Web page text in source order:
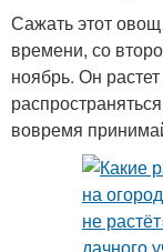
Сажать этот
времени, со
ноябрь. Он
вовремя